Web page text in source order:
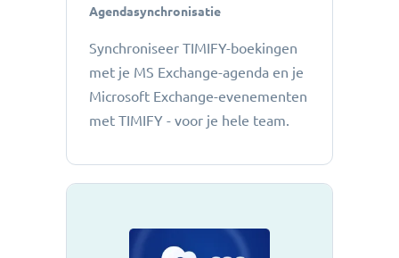
Agendasynchronisatie
Synchroniseer TIMIFY-boekingen
met je MS Exchange-agenda en je
Microsoft Exchange-evenementen
met TIMIFY - voor je hele team.